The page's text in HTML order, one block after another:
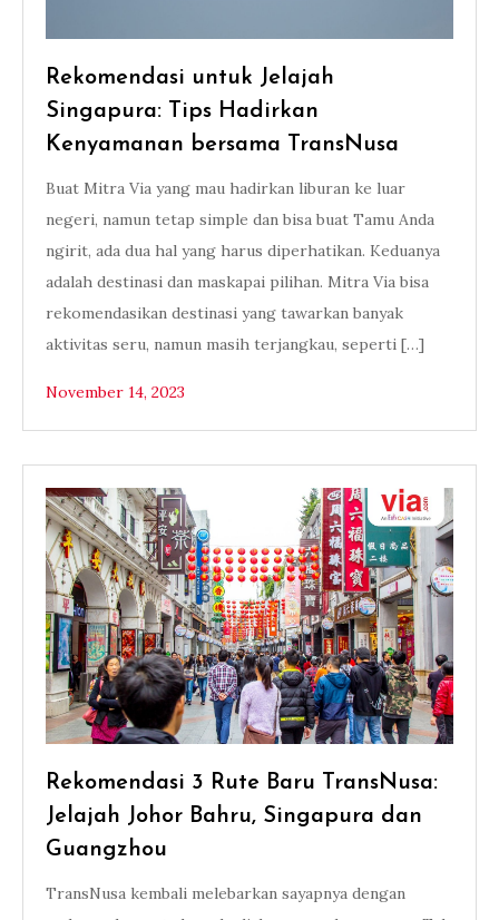
Rekomendasi untuk Jelajah
Singapura: Tips Hadirkan
Kenyamanan bersama TransNusa
Buat Mitra Via yang mau hadirkan liburan ke luar
negeri, namun tetap simple dan bisa buat Tamu Anda
ngirit, ada dua hal yang harus diperhatikan. Keduanya
adalah destinasi dan maskapai pilihan. Mitra Via bisa
rekomendasikan destinasi yang tawarkan banyak
aktivitas seru, namun masih terjangkau, seperti […]
November 14, 2023
Rekomendasi 3 Rute Baru TransNusa:
Jelajah Johor Bahru, Singapura dan
Guangzhou
TransNusa kembali melebarkan sayapnya dengan